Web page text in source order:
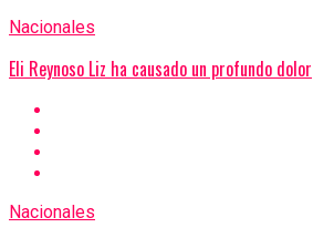
Nacionales
Eli Reynoso Liz ha causado un profundo dolor
Nacionales